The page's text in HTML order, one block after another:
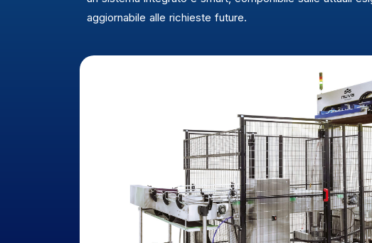
aggiornabile alle richieste future.